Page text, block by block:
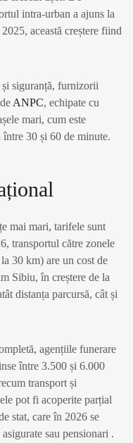
intra-urban a ajuns la
această creștere fiind
și siguranță, furnizorii
ANPC, echipate cu
mari, cum este
30 și 60 de minute.
mai mari, tarifele sunt
transportul către zonele
30 km) are un cost de
Sibiu, în creștere de la
distanța parcursă, cât și
agențiile funerare
între 3.500 și 6.000
transport și
pot fi acoperite parțial
stat, care în 2026 se
sau pensionari .